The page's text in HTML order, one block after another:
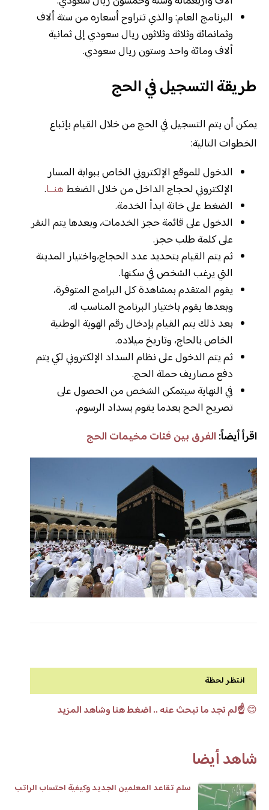
البرنامج العام: والذي تتراوح أسعاره من ستة ألاف
وثمانمائة وثلاثة وثلاثون ريال سعودي إلى ثمانية
ألاف ومائة واحد وستون ريال سعودي.
طريقة التسجيل في الحج
يمكن أن يتم التسجيل في الحج من خلال القيام بإتباع
الخطوات التالية:
الدخول للموقع الإلكتروني الخاص ببوابة المسار
الإلكتروني لحجاج الداخل من خلال الضغط هنــا.
الضغط على خانة ابدأ الخدمة.
الدخول على قائمة حجز الخدمات، وبعدها يتم النقر
على كلمة طلب حجز.
ثم يتم القيام بتحديد عدد الحجاج،واختيار المدينة
التي يرغب الشخص في سكنها.
يقوم المتقدم بمشاهدة كل البرامج المتوفرة،
وبعدها يقوم باختيار البرنامج المناسب له.
بعد ذلك يتم القيام بإدخال رقم الهوية الوطنية
الخاص بالحاج، وتاريخ ميلاده.
ثم يتم الدخول على نظام السداد الإلكتروني لكي يتم
دفع مصاريف حملة الحج.
في النهاية سيتمكن الشخص من الحصول على
تصريح الحج بعدما يقوم بسداد الرسوم.
اقرأ أيضاً: الفرق بين فئات مخيمات الحج
انتظر لحظة
😊☝️لم تجد ما تبحث عنه .. اضغط هنا وشاهد المزيد
شاهد أيضا
سلم تقاعد المعلمين الجديد وكيفية احتساب الراتب